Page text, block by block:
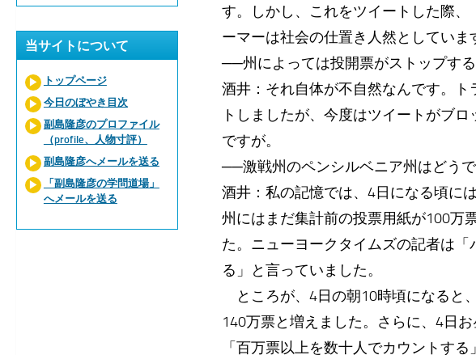
す。しかし、これをツイートした際
ーマーは社会の仕置き人然としていま
──州によっては投開票がストップす
酒井：それ自体が不自然なんです。
トしましたが、今度はツイートがブ
ですが。
──激戦州のペンシルベニア州はどうで
酒井：私の記憶では、4日になる頃に
州にはまだ集計前の投票用紙が100万
た。ニューヨークタイムズの記者は
る」と言っていました。
ところが、4日の朝10時頃になると
140万票と増えました。さらに、4日
「百万票以上を数十人でカウントす
当サイトについて
トップページ
今日のぼやき目次
副島隆彦のプロファイル
（profile、人物寸評）
副島隆彦へメールを送る
「副島隆彦の学問道場」
へメールを送る